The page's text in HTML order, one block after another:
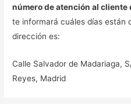
número de atención al cliente
te informará cuáles días están
dirección es:
Calle Salvador de Madariaga,
Reyes, Madrid